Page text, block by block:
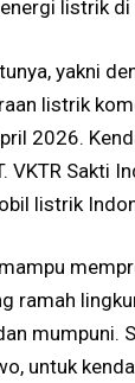
listrik
yakni
listrik
2026.
VKTR Sakti
listrik
ramah
mumpuni.
untuk